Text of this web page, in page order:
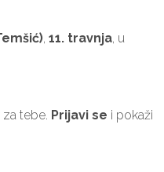
, 11. travnja, u
tebe. Prijavi se i pokaži